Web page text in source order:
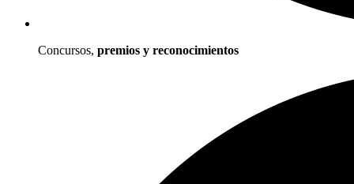
Concursos, premios y reconocimientos